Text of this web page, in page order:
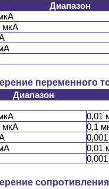
Диапазон
мкА
переменного
Диапазон
0,01
мкА
0,1
0,01
сопротивления